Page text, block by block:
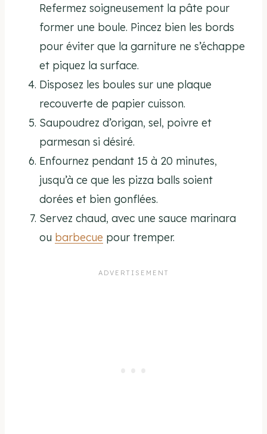
Refermez soigneusement la pâte pour
former une boule. Pincez bien les bords
pour éviter que la garniture ne s’échappe
et piquez la surface.
Disposez les boules sur une plaque
recouverte de papier cuisson.
Saupoudrez d’origan, sel, poivre et
parmesan si désiré.
Enfournez pendant 15 à 20 minutes,
jusqu’à ce que les pizza balls soient
dorées et bien gonflées.
Servez chaud, avec une sauce marinara
ou barbecue pour tremper.